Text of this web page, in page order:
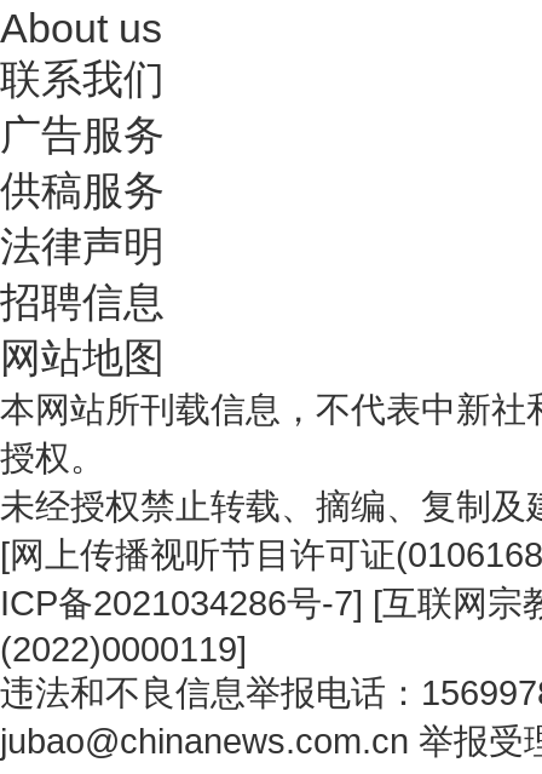
About us
联系我们
广告服务
供稿服务
法律声明
招聘信息
网站地图
本网站所刊载信息，不代表中新
授权。
未经授权禁止转载、摘编、复制
[网上传播视听节目许可证
ICP备2021034286号-7] [互联网宗
(2022)0000119]
违法和不良信息举报电话：
jubao@chinanews.com.cn 举报受